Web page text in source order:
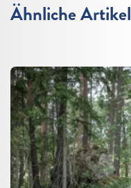
Ähnliche Artikel